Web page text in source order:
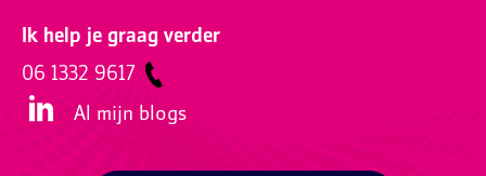
Ik help je graag verder
06 1332 9617
Al mijn blogs